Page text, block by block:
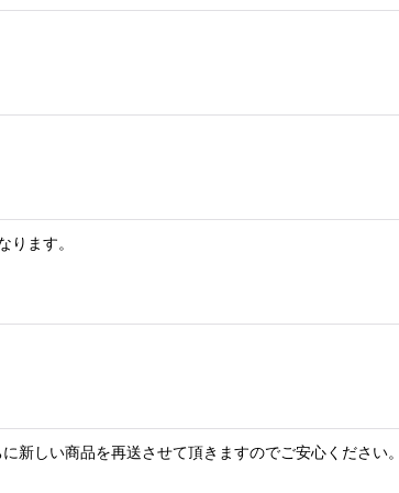
ます。
新しい商品を再送させて頂きますのでご安心ください